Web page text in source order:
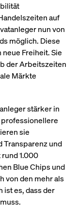
auf
nun von
möglich. Diese
Freiheit. Sie
der Arbeitszeiten
Märkte
stärker in
sie
Transparenz und
1.000
Blue Chips und
von den mehr als
ist es, dass der